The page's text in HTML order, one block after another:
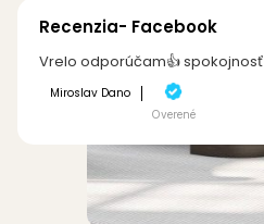
Recenzia- Facebook
Vrelo odporúčam👍 spokojnosť
Miroslav Dano
Overené